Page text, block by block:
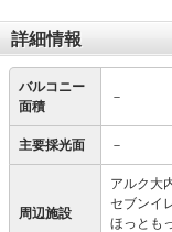
詳細情報
バルコニー
面積
－
主要採光面 －
周辺施設
アルク大
セブンイ
ほっとも